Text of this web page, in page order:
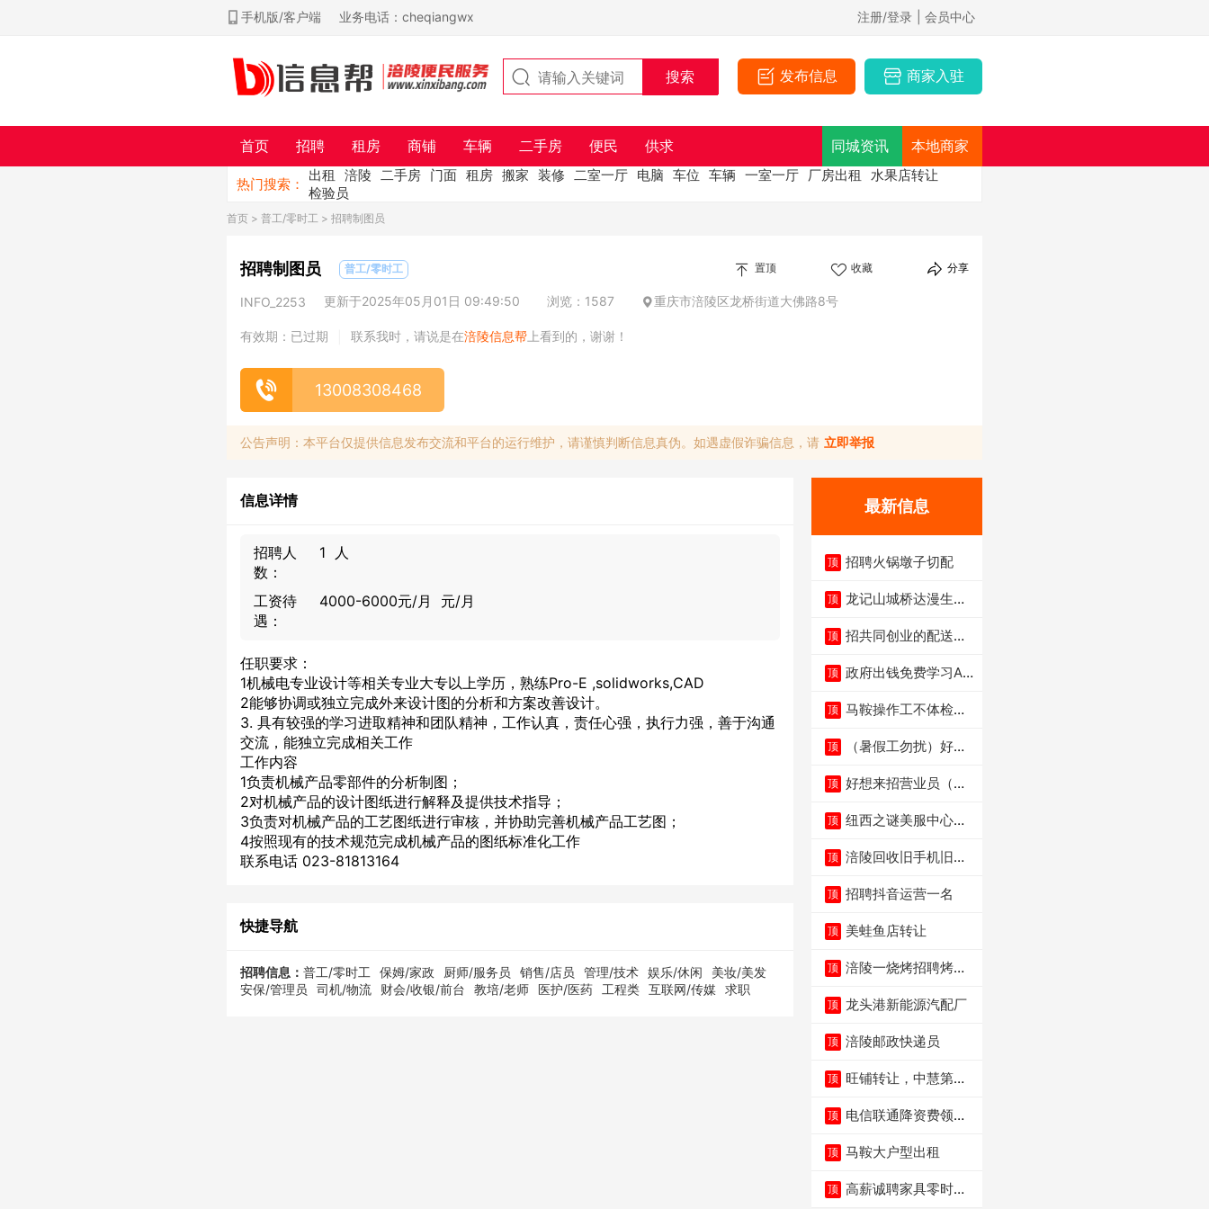
手机版/客户端 业务电话：cheqiangwx 注册/登录 | 会员中心
发布信息 商家入驻
首页 招聘 租房 商铺 车辆 二手房 便民 供求 同城资讯 本地商家
热门搜索：
出租 涪陵 二手房 门面 租房 搬家 装修 二室一厅 电脑 车位 车辆 一室一厅 厂房出租
水果店转让
检验员
首页 > 普工/零时工 > 招聘制图员
招聘制图员 普工/零时工 置顶 收藏 分享
INFO_2253 更新于2025年05月01日 09:49:50 浏览：1587 重庆市涪陵区龙桥街道大佛路8号
有效期：已过期 联系我时，请说是在涪陵信息帮 上看到的，谢谢！
13008308468
公告声明：本平台仅提供信息发布交流和平台的运行维护，请谨慎判断信息真伪。如遇虚假诈骗信息，请 立即举报
信息详情
招聘人
数：
1 人
工资待
遇：
4000-6000元/月 元/月
任职要求：
1机械电专业设计等相关专业大专以上学历，熟练Pro-E ,solidworks,CAD
2能够协调或独立完成外来设计图的分析和方案改善设计。
3. 具有较强的学习进取精神和团队精神，工作认真，责任心强，执行力强，善于沟通
交流，能独立完成相关工作
工作内容
1负责机械产品零部件的分析制图；
2对机械产品的设计图纸进行解释及提供技术指导；
3负责对机械产品的工艺图纸进行审核，并协助完善机械产品工艺图；
4按照现有的技术规范完成机械产品的图纸标准化工作
联系电话 023-81813164
快捷导航
招聘信息： 普工/零时工 保姆/家政 厨师/服务员 销售/店员 管理/技术 娱乐/休闲
美妆/美发
安保/管理员
司机/物流 财会/收银/前台 教培/老师 医护/医药 工程类 互联网/传媒 求职
最新信息
顶 招聘火锅墩子切配
顶 龙记山城桥达漫生活
顶 招共同创业的配送伙
顶 政府出钱免费学习AI
顶 马鞍操作工不体检男
顶
（暑假工勿扰）好想
顶 好想来招营业员（不
顶 纽西之谜美服中心招
顶 涪陵回收旧手机旧电
顶 招聘抖音运营一名
顶 美蛙鱼店转让
顶 涪陵一烧烤招聘烤工
顶 龙头港新能源汽配厂
顶 涪陵邮政快递员
顶 旺铺转让，中慧第一
顶 电信联通降资费领价
顶 马鞍大户型出租
顶 高薪诚聘家具零时促